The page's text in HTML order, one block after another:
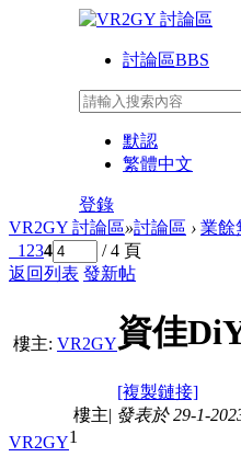
討論區BBS
默認
繁體中文
登錄
VR2GY 討論區»討論區 › 業餘
1 234
/ 4 頁
返回列表 發新帖
樓主: VR2GY資佳
[複製鏈接]
VR2GY
樓主| 發表於 29-1-
1